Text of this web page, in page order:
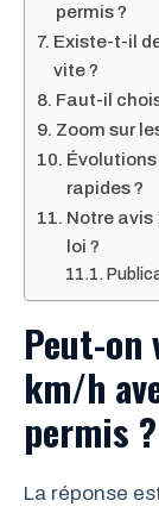
permis ?
Existe-t-il
vite ?
Faut-il
Zoom sur
Évolutions
rapides ?
Notre
loi ?
Peut-on
km/h
permis ?
La réponse